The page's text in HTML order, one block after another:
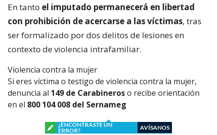
En tanto el imputado permanecerá en libertad
con prohibición de acercarse a las víctimas, tras
ser formalizado por dos delitos de lesiones en
contexto de violencia intrafamiliar.
Violencia contra la mujer
Si eres víctima o testigo de violencia contra la mujer,
denuncia al 149 de Carabineroso recibe orientación
en el 800 104 008 del Sernameg
¿ENCONTRASTE UN
ERROR?
AVÍSANOS